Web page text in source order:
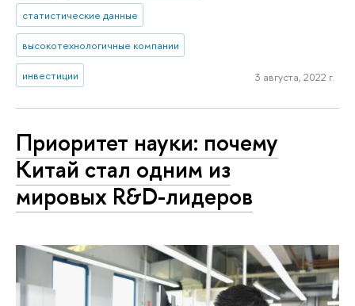
статистические данные
высокотехнологичные компании
инвестиции 3 августа, 2022 г.
Приоритет науки: почему
Китай стал одним из
мировых R&D-лидеров